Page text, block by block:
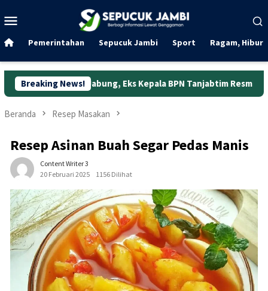
ke
Mobile
Pemerintahan Sepucuk Jambi Sport Ragam,
Breaking News!
Eks Kepala BPN Tanjabtim Resmi Ditahan
Beranda Resep Masakan
Resep Asinan Buah Segar Pedas Manis
Content Writer 3
20 Februari 2025
1156 Dilihat